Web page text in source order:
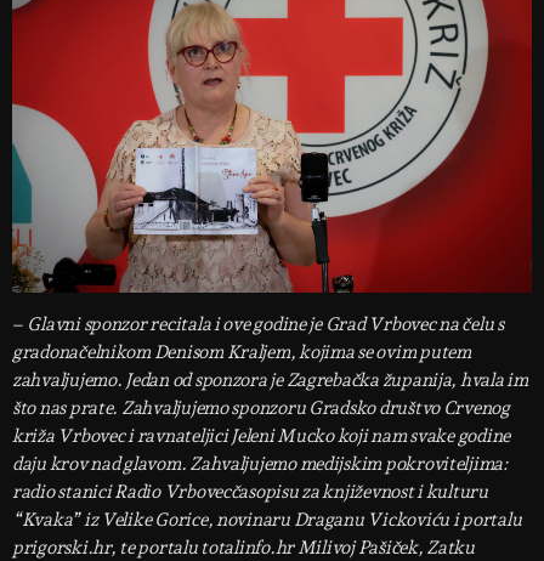
– Glavni sponzor recitala i ove godine je Grad Vrbovec na čelu s
gradonačelnikom Denisom Kraljem, kojima se ovim putem
zahvaljujemo. Jedan od sponzora je Zagrebačka županija, hvala im
što nas prate. Zahvaljujemo sponzoru Gradsko društvo Crvenog
križa Vrbovec i ravnateljici Jeleni Mucko koji nam svake godine
daju krov nad glavom. Zahvaljujemo medijskim pokroviteljima:
radio stanici Radio Vrbovecčasopisu za književnost i kulturu
“Kvaka” iz Velike Gorice, novinaru Draganu Vickoviću i portalu
prigorski.hr, te portalu totalinfo.hr Milivoj Pašiček, Zatku